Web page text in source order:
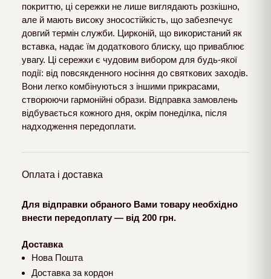
покриттю, ці сережки не лише виглядають розкішно,
але й мають високу зносостійкість, що забезпечує
довгий термін служби. Цирконій, що використаний як
вставка, надає їм додаткового блиску, що приваблює
увагу. Ці сережки є чудовим вибором для будь-якої
події: від повсякденного носіння до святкових заходів.
Вони легко комбінуються з іншими прикрасами,
створюючи гармонійні образи. Відправка замовлень
відбувається кожного дня, окрім понеділка, після
надходження передоплати.
Оплата і доставка
Для відправки обраного Вами товару необхідно
внести передоплату — від 200 грн.
Доставка
Нова Пошта
Доставка за кордон